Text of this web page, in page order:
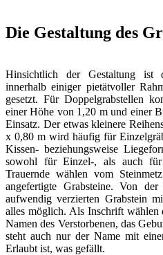
Die Gestaltung des
Hinsichtlich der Gestaltung ist
innerhalb einiger pietätvoller
gesetzt. Für Doppelgrabstellen
einer Höhe von 1,20 m und einer
Einsatz. Der etwas kleinere
x 0,80 m wird häufig für
Kissen- beziehungsweise
sowohl für Einzel-, als auch für
Trauernde wählen vom
angefertigte Grabsteine. Von
aufwendig verzierten Grabstein
alles möglich. Als Inschrift wählen
Namen des Verstorbenen, das
steht auch nur der Name mit
Erlaubt ist, was gefällt.